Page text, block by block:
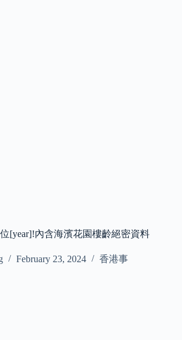
[year]!內含海濱花園樓齡絕密資料
February 23, 2024 香港事